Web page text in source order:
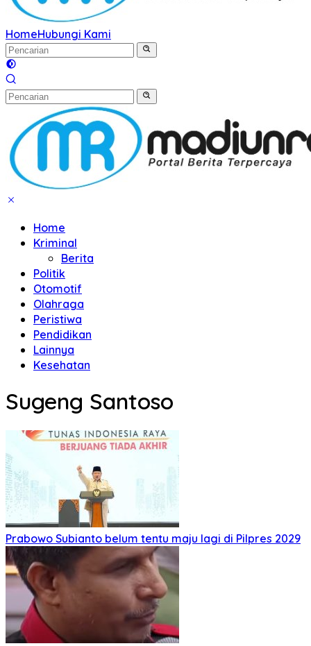
HomeHubungi Kami
Home
Kriminal
Berita
Politik
Otomotif
Olahraga
Peristiwa
Pendidikan
Lainnya
Kesehatan
Sugeng Santoso
Prabowo Subianto belum tentu maju lagi di Pilpres 2029